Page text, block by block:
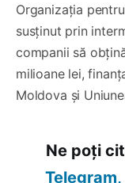
Organizația
susținut prin
companii să
milioane lei,
Moldova și
Ne poți
Telegram,